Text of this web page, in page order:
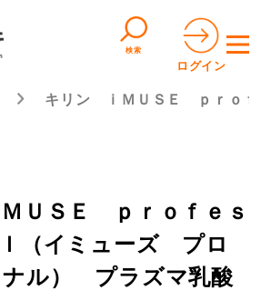
検索
ログイン
キリン ｉＭＵＳＥ ｐｒｏｆ
ＵＳＥ ｐｒｏｆｅｓ
ｌ（イミューズ プロ
ナル） プラズマ乳酸